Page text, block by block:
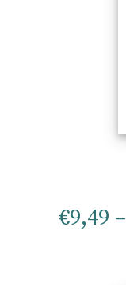
€9,49 –